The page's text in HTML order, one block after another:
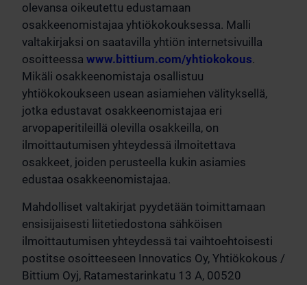
olevansa oikeutettu edustamaan
osakkeenomistajaa yhtiökokouksessa. Malli
valtakirjaksi on saatavilla yhtiön internetsivuilla
osoitteessa www.bittium.com/yhtiokokous.
Mikäli osakkeenomistaja osallistuu
yhtiökokoukseen usean asiamiehen välityksellä,
jotka edustavat osakkeenomistajaa eri
arvopaperitileillä olevilla osakkeilla, on
ilmoittautumisen yhteydessä ilmoitettava
osakkeet, joiden perusteella kukin asiamies
edustaa osakkeenomistajaa.
Mahdolliset valtakirjat pyydetään toimittamaan
ensisijaisesti liitetiedostona sähköisen
ilmoittautumisen yhteydessä tai vaihtoehtoisesti
postitse osoitteeseen Innovatics Oy, Yhtiökokous /
Bittium Oyj, Ratamestarinkatu 13 A, 00520